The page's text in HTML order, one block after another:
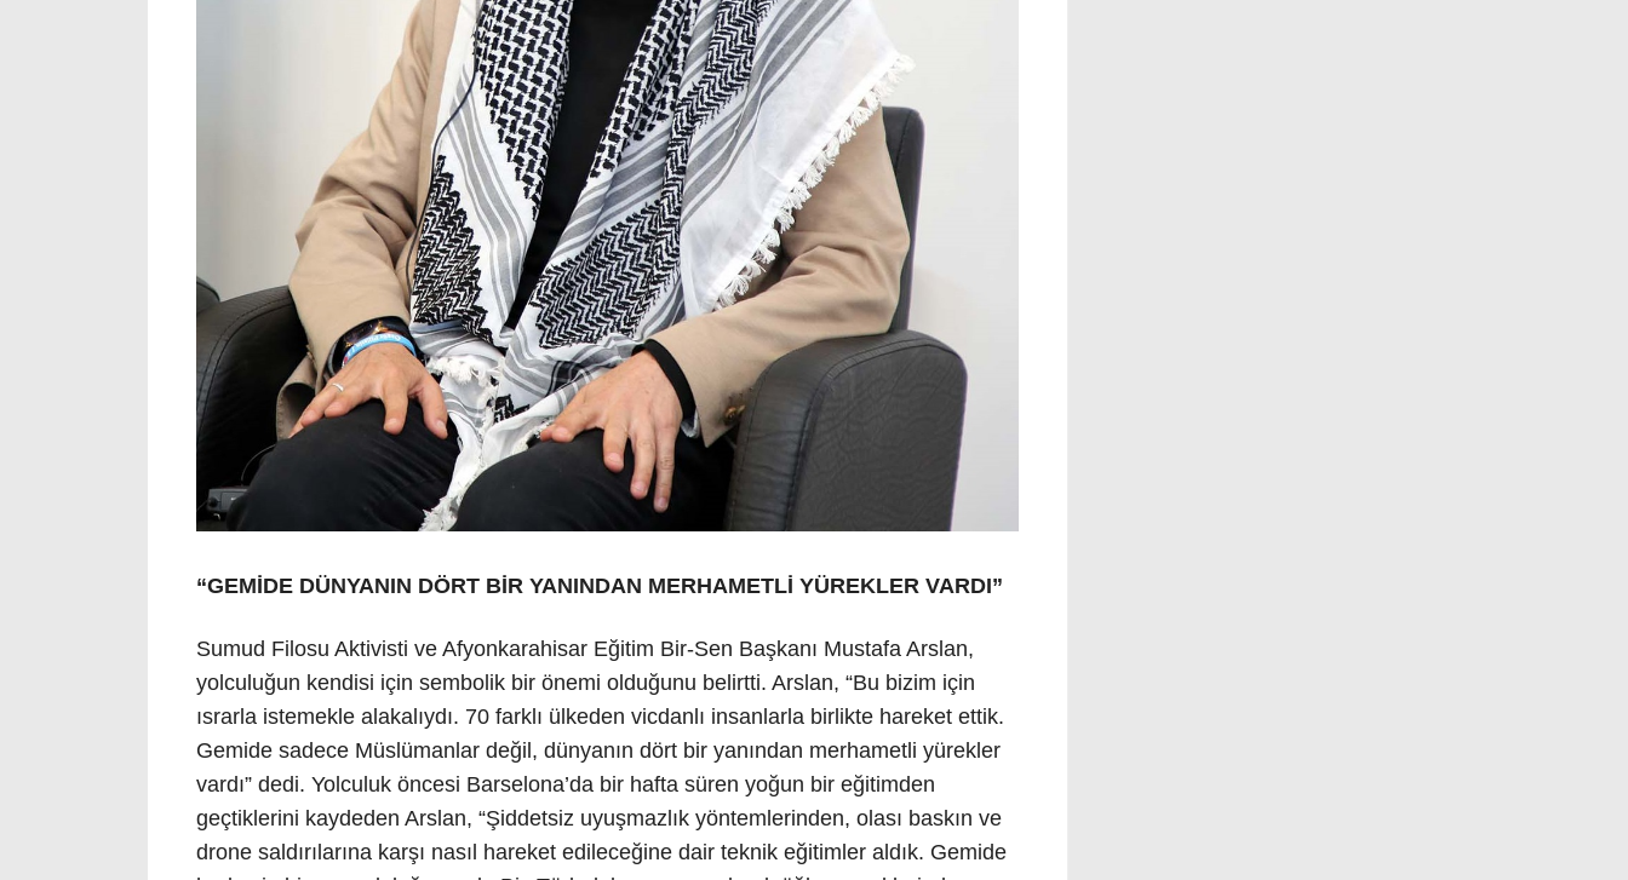
“GEMİDE DÜNYANIN DÖRT BİR YANINDAN MERHAMETLİ YÜREKLER VARDI”
Sumud Filosu Aktivisti ve Afyonkarahisar Eğitim Bir-Sen Başkanı Mustafa Arslan,
yolculuğun kendisi için sembolik bir önemi olduğunu belirtti. Arslan, “Bu bizim için
ısrarla istemekle alakalıydı. 70 farklı ülkeden vicdanlı insanlarla birlikte hareket ettik.
Gemide sadece Müslümanlar değil, dünyanın dört bir yanından merhametli yürekler
vardı” dedi. Yolculuk öncesi Barselona’da bir hafta süren yoğun bir eğitimden
geçtiklerini kaydeden Arslan, “Şiddetsiz uyuşmazlık yöntemlerinden, olası baskın ve
drone saldırılarına karşı nasıl hareket edileceğine dair teknik eğitimler aldık. Gemide